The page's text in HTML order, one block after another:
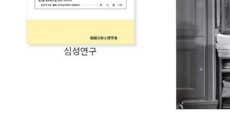
심성연구